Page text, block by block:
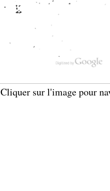
Cliquer sur l'image pour